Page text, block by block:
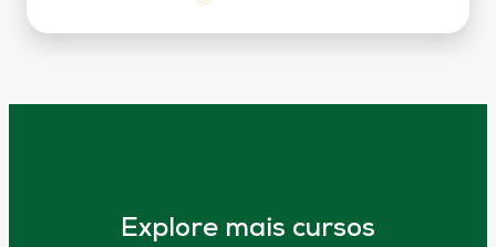
Explore mais cursos